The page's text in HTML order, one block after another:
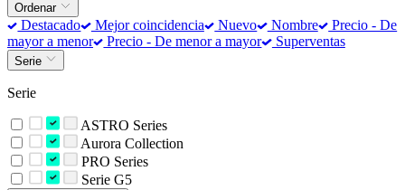
Ordenar
Destacado Mejor coincidencia Nuevo Nombre
Precio - De
mayor a menor
Precio - De menor a mayor Superventas
Serie
Serie
ASTRO Series
Aurora Collection
PRO Series
Serie G5